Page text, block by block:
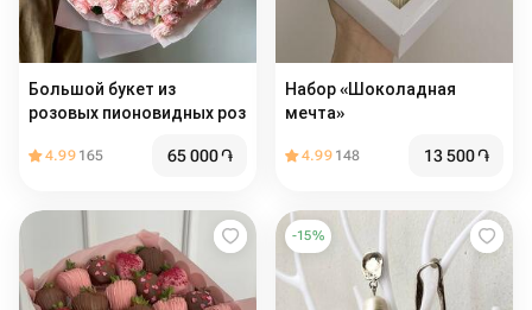
Большой букет из
розовых пионовидных роз
4.99 165 65 000֏
Набор «Шоколадная
мечта»
4.99 148 13 500֏
-15%